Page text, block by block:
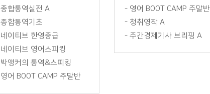
종합통역실전 A
종합통역기초
네이티브 한영중급
네이티브 영어스피킹
박앵커의 통역&스피킹
영어 BOOT CAMP 주말반
- 영어 BOOT CAMP 주말반
- 청취영작 A
- 주간경제기사 브리핑 A